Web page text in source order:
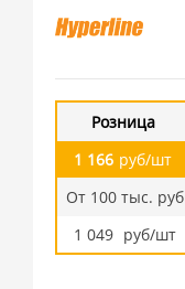
Розница
1 166 руб/шт
От 100 тыс. руб
1 049 руб/шт